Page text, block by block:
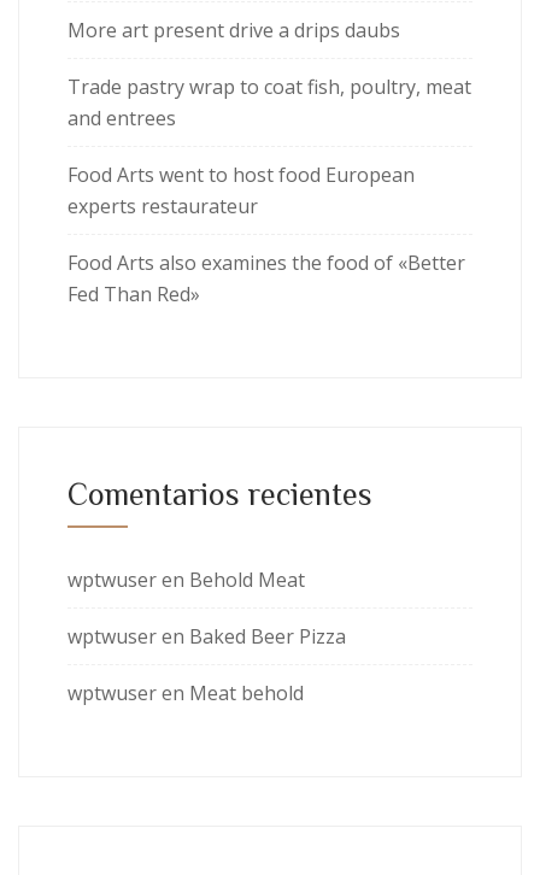
More art present drive a drips daubs
Trade pastry wrap to coat fish, poultry, meat
and entrees
Food Arts went to host food European
experts restaurateur
Food Arts also examines the food of «Better
Fed Than Red»
Comentarios recientes
wptwuseren Behold Meat
wptwuseren Baked Beer Pizza
wptwuseren Meat behold